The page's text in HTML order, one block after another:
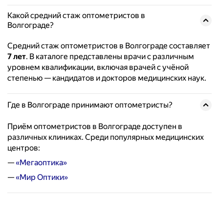
Какой средний стаж оптометристов в
Волгограде?
Средний стаж оптометристов в Волгограде составляет
7 лет. В каталоге представлены врачи с различным
уровнем квалификации, включая врачей с учёной
степенью — кандидатов и докторов медицинских наук.
Где в Волгограде принимают оптометристы?
Приём оптометристов в Волгограде доступен в
различных клиниках. Среди популярных медицинских
центров:
—«Мегаоптика»
—«Мир Оптики»